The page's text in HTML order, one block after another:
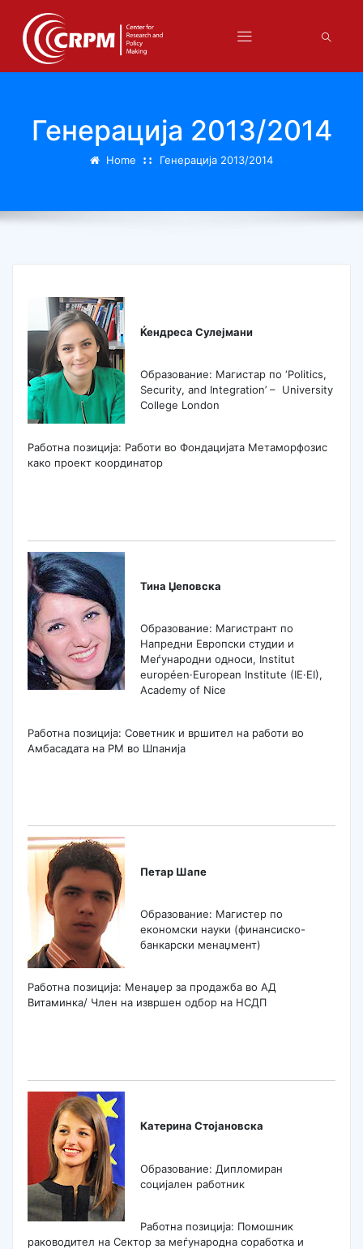
Генерација 2013/2014
Home Генерација 2013/2014
Ќендреса Сулејмани
Образование: Магистар по ‘Politics,
Security, and Integration’ – University
College London
Работна позиција: Работи во Фондацијата Метаморфозис
како проект координатор
Тина Џеповска
Образование: Магистрант по
Напредни Европски студии и
Меѓународни односи, Institut
européen·European Institute (IE·EI),
Academy of Nice
Работна позиција: Советник и вршител на работи во
Амбасадата на РМ во Шпанија
Петар Шапе
Образование: Магистер по
економски науки (финансиско-
банкарски менаџмент)
Работна позиција: Менаџер за продажба во АД
Витаминка/ Член на извршен одбор на НСДП
Катерина Стојановска
Образование: Дипломиран
социјален работник
Работна позиција: Помошник
раководител на Сектор за меѓународна соработка и